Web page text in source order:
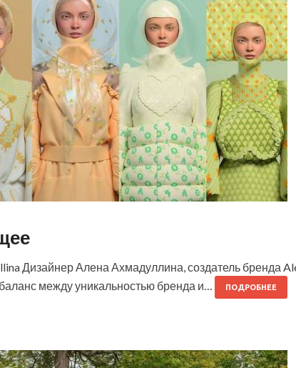
Дизайнер Алена Ахмадуллина, создатель бренда
между уникальностью бренда и…
ПОДРОБНЕЕ